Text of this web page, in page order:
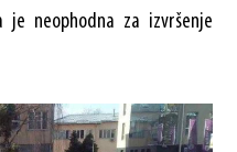
neophodna za izvršenje